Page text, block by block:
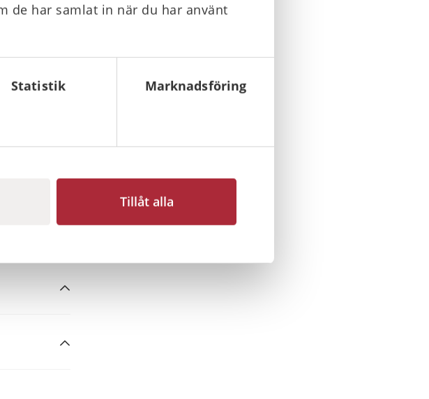
de har samlat in när du har använt
Statistik Marknadsföring
Tillåt alla
i
av dina